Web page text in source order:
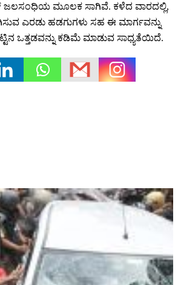
ಜಲಸಂಧಿಯ ಮೂಲಕ ಸಾಗಿವೆ. ಕಳೆದ ವಾರದಲ್ಲಿ,
ಎರಡು ಹಡಗುಗಳು ಸಹ ಈ ಮಾರ್ಗವನ್ನು
ಒತ್ತಡವನ್ನು ಕಡಿಮೆ ಮಾಡುವ ಸಾಧ್ಯತೆಯಿದೆ.